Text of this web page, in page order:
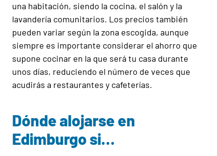
una habitación, siendo la cocina, el salón y la
lavandería comunitarios. Los precios también
pueden variar según la zona escogida, aunque
siempre es importante considerar el ahorro que
supone cocinar en la que será tu casa durante
unos días, reduciendo el número de veces que
acudirás a restaurantes y cafeterías.
Dónde alojarse en
Edimburgo si…